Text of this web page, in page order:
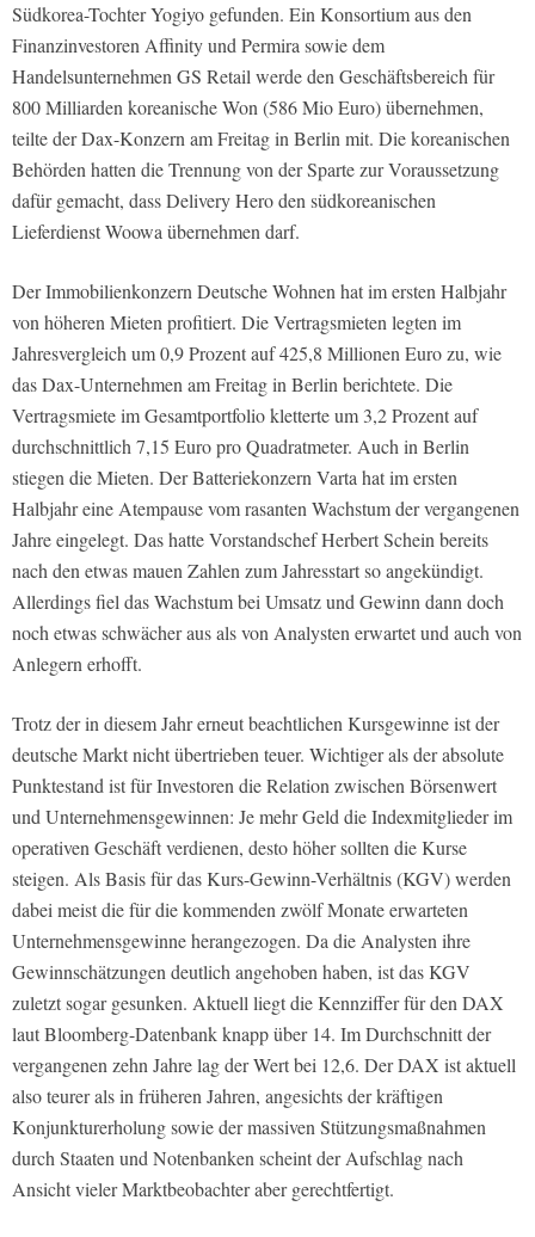
Südkorea-Tochter Yogiyo gefunden. Ein Konsortium aus den
Finanzinvestoren Affinity und Permira sowie dem
Handelsunternehmen GS Retail werde den Geschäftsbereich für
800 Milliarden koreanische Won (586 Mio Euro) übernehmen,
teilte der Dax-Konzern am Freitag in Berlin mit. Die koreanischen
Behörden hatten die Trennung von der Sparte zur Voraussetzung
dafür gemacht, dass Delivery Hero den südkoreanischen
Lieferdienst Woowa übernehmen darf.
Der Immobilienkonzern Deutsche Wohnen hat im ersten Halbjahr
von höheren Mieten profitiert. Die Vertragsmieten legten im
Jahresvergleich um 0,9 Prozent auf 425,8 Millionen Euro zu, wie
das Dax-Unternehmen am Freitag in Berlin berichtete. Die
Vertragsmiete im Gesamtportfolio kletterte um 3,2 Prozent auf
durchschnittlich 7,15 Euro pro Quadratmeter. Auch in Berlin
stiegen die Mieten. Der Batteriekonzern Varta hat im ersten
Halbjahr eine Atempause vom rasanten Wachstum der vergangenen
Jahre eingelegt. Das hatte Vorstandschef Herbert Schein bereits
nach den etwas mauen Zahlen zum Jahresstart so angekündigt.
Allerdings fiel das Wachstum bei Umsatz und Gewinn dann doch
noch etwas schwächer aus als von Analysten erwartet und auch von
Anlegern erhofft.
Trotz der in diesem Jahr erneut beachtlichen Kursgewinne ist der
deutsche Markt nicht übertrieben teuer. Wichtiger als der absolute
Punktestand ist für Investoren die Relation zwischen Börsenwert
und Unternehmensgewinnen: Je mehr Geld die Indexmitglieder im
operativen Geschäft verdienen, desto höher sollten die Kurse
steigen. Als Basis für das Kurs-Gewinn-Verhältnis (KGV) werden
dabei meist die für die kommenden zwölf Monate erwarteten
Unternehmensgewinne herangezogen. Da die Analysten ihre
Gewinnschätzungen deutlich angehoben haben, ist das KGV
zuletzt sogar gesunken. Aktuell liegt die Kennziffer für den DAX
laut Bloomberg-Datenbank knapp über 14. Im Durchschnitt der
vergangenen zehn Jahre lag der Wert bei 12,6. Der DAX ist aktuell
also teurer als in früheren Jahren, angesichts der kräftigen
Konjunkturerholung sowie der massiven Stützungsmaßnahmen
durch Staaten und Notenbanken scheint der Aufschlag nach
Ansicht vieler Marktbeobachter aber gerechtfertigt.